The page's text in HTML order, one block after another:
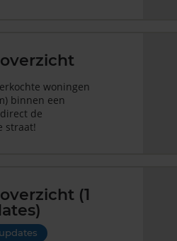
woningen
binnen een
de
straat!
(1